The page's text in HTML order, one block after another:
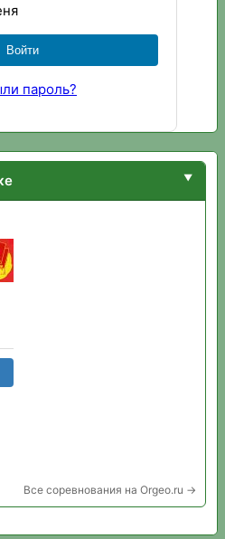
пароль?
Все соревнования на Orgeo.ru →